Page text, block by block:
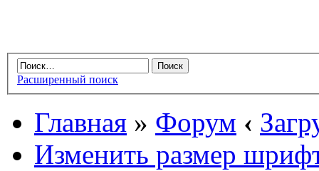
Расширенный поиск
Главная » Форум ‹
Изменить размер